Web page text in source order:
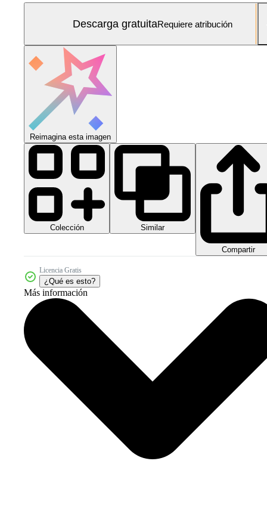
Descarga gratuitaRequiere atribución
Reimagina esta imagen
Colección Similar
Compartir
Licencia Gratis
¿Qué es esto?
Más información